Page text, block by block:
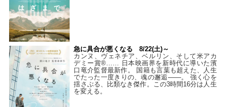
急に具合が悪くなる 8/22(土)～
カンヌ、ヴェネチア、ベルリン、そして米アカ
デミー賞®…… 日本映画界を新時代に導いた濱
口竜介監督最新作。 国籍も言葉も超えた、人生
でたった一度きりの、魂の邂逅――。 強く心を
揺さぶる、比類なき傑作。この3時間16分は人生
を変える。